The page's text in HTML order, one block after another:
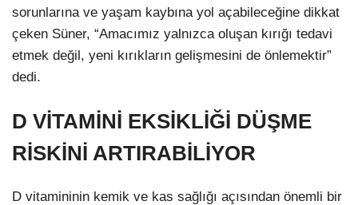
sorunlarına ve yaşam kaybına yol açabileceğine dikkat
çeken Süner, “Amacımız yalnızca oluşan kırığı tedavi
etmek değil, yeni kırıkların gelişmesini de önlemektir”
dedi.
D VİTAMİNİ EKSİKLİĞİ DÜŞME
RİSKİNİ ARTIRABİLİYOR
D vitamininin kemik ve kas sağlığı açısından önemli bir